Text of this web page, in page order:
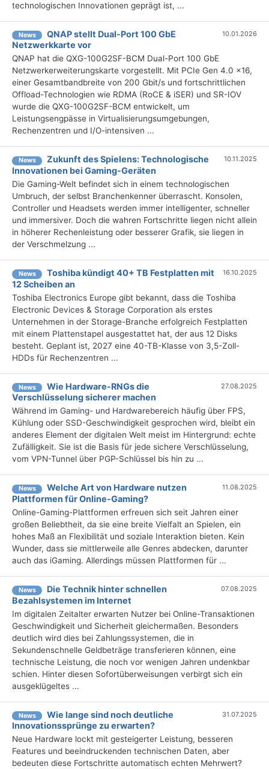
technologischen Innovationen geprägt ist, ...
News
QNAP stellt Dual-Port 100 GbE
Netzwerkkarte vor
10.01.2026
QNAP hat die QXG-100G2SF-BCM Dual-Port 100 GbE
Netzwerkerweiterungskarte vorgestellt. Mit PCIe Gen 4.0 x16,
einer Gesamtbandbreite von 200 Gbit/s und fortschrittlichen
Offload-Technologien wie RDMA (RoCE & iSER) und SR-IOV
wurde die QXG-100G2SF-BCM entwickelt, um
Leistungsengpässe in Virtualisierungsumgebungen,
Rechenzentren und I/O-intensiven ...
News
Zukunft des Spielens: Technologische
Innovationen bei Gaming-Geräten
10.11.2025
Die Gaming-Welt befindet sich in einem technologischen
Umbruch, der selbst Branchenkenner überrascht. Konsolen,
Controller und Headsets werden immer intelligenter, schneller
und immersiver. Doch die wahren Fortschritte liegen nicht allein
in höherer Rechenleistung oder besserer Grafik, sie liegen in
der Verschmelzung ...
News
Toshiba kündigt 40+ TB Festplatten mit
12 Scheiben an
16.10.2025
Toshiba Electronics Europe gibt bekannt, dass die Toshiba
Electronic Devices & Storage Corporation als erstes
Unternehmen in der Storage-Branche erfolgreich Festplatten
mit einem Plattenstapel ausgestattet hat, der aus 12 Disks
besteht. Geplant ist, 2027 eine 40-TB-Klasse von 3,5-Zoll-
HDDs für Rechenzentren ...
News
Wie Hardware-RNGs die
Verschlüsselung sicherer machen
27.08.2025
Während im Gaming- und Hardwarebereich häufig über FPS,
Kühlung oder SSD-Geschwindigkeit gesprochen wird, bleibt ein
anderes Element der digitalen Welt meist im Hintergrund: echte
Zufälligkeit. Sie ist die Basis für jede sichere Verschlüsselung,
vom VPN-Tunnel über PGP-Schlüssel bis hin zu ...
News
Welche Art von Hardware nutzen
Plattformen für Online-Gaming?
11.08.2025
Online-Gaming-Plattformen erfreuen sich seit Jahren einer
großen Beliebtheit, da sie eine breite Vielfalt an Spielen, ein
hohes Maß an Flexibilität und soziale Interaktion bieten. Kein
Wunder, dass sie mittlerweile alle Genres abdecken, darunter
auch das iGaming. Allerdings müssen Plattformen für ...
News
Die Technik hinter schnellen
Bezahlsystemen im Internet
07.08.2025
Im digitalen Zeitalter erwarten Nutzer bei Online-Transaktionen
Geschwindigkeit und Sicherheit gleichermaßen. Besonders
deutlich wird dies bei Zahlungssystemen, die in
Sekundenschnelle Geldbeträge transferieren können, eine
technische Leistung, die noch vor wenigen Jahren undenkbar
schien. Hinter diesen Sofortüberweisungen verbirgt sich ein
ausgeklügeltes ...
News
Wie lange sind noch deutliche
Innovationssprünge zu erwarten?
31.07.2025
Neue Hardware lockt mit gesteigerter Leistung, besseren
Features und beeindruckenden technischen Daten, aber
bedeuten diese Fortschritte automatisch echten Mehrwert?